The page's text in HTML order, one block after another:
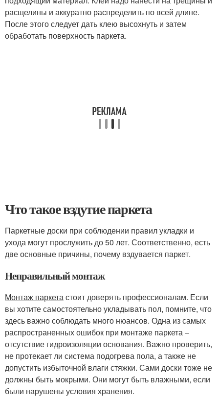
расщелины и аккуратно распределить по всей длине.
После этого следует дать клею высохнуть и затем
обработать поверхность паркета.
Что такое вздутие паркета
Паркетные доски при соблюдении правил укладки и
ухода могут прослужить до 50 лет. Соответственно, есть
две основные причины, почему вздувается паркет.
Неправильный монтаж
Монтаж паркетастоит доверять профессионалам. Если
вы хотите самостоятельно укладывать пол, помните, что
здесь важно соблюдать много нюансов. Одна из самых
распространенных ошибок при монтаже паркета –
отсутствие гидроизоляции основания. Важно проверить,
не протекает ли система подогрева пола, а также не
допустить избыточной влаги стяжки. Сами доски тоже не
должны быть мокрыми. Они могут быть влажными, если
были нарушены условия хранения.